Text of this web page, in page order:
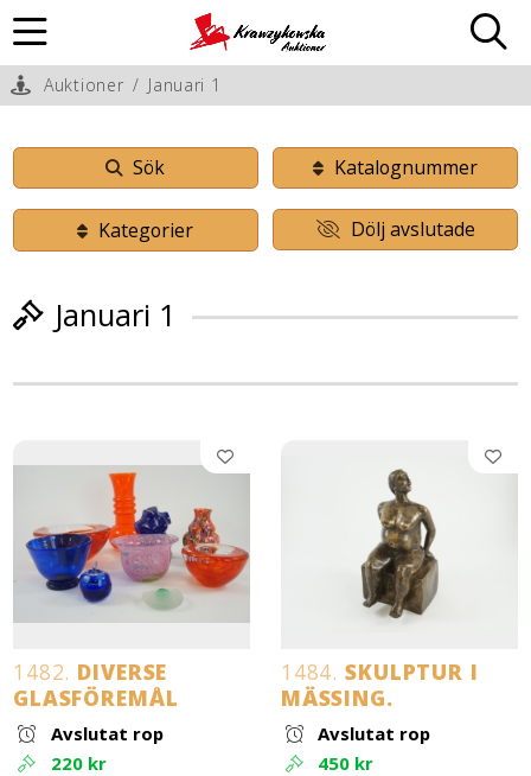
Auktioner / Januari 1
Sök Katalognummer
Kategorier Dölj avslutade
Januari 1
1482. DIVERSE
GLASFÖREMÅL
Avslutat rop
220 kr
1484. SKULPTUR I
MÄSSING.
Avslutat rop
450 kr